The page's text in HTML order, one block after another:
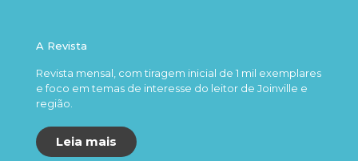
A Revista
Revista mensal, com tiragem inicial de 1 mil exemplares
e foco em temas de interesse do leitor de Joinville e
região.
Leia mais